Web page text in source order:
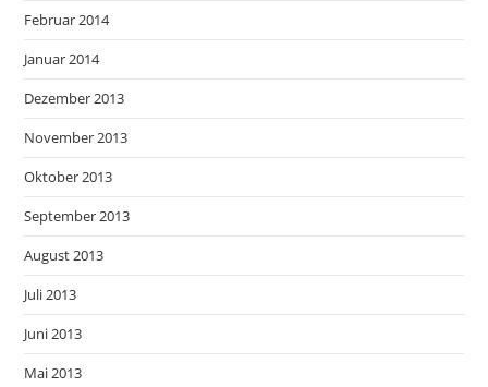
Februar 2014
Januar 2014
Dezember 2013
November 2013
Oktober 2013
September 2013
August 2013
Juli 2013
Juni 2013
Mai 2013